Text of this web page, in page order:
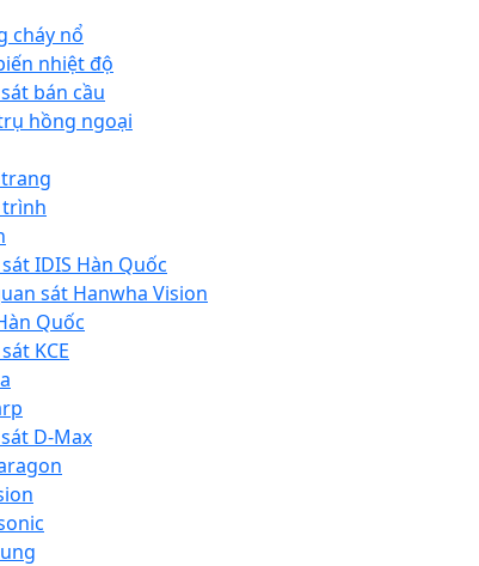
cháy nổ
nhiệt độ
bán cầu
hồng ngoại
trình
IDIS Hàn Quốc
sát Hanwha Vision
Quốc
KCE
D-Max